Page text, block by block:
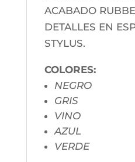
ACABADO
DETALLES EN
STYLUS.
COLORES:
NEGRO
GRIS
VINO
AZUL
VERDE